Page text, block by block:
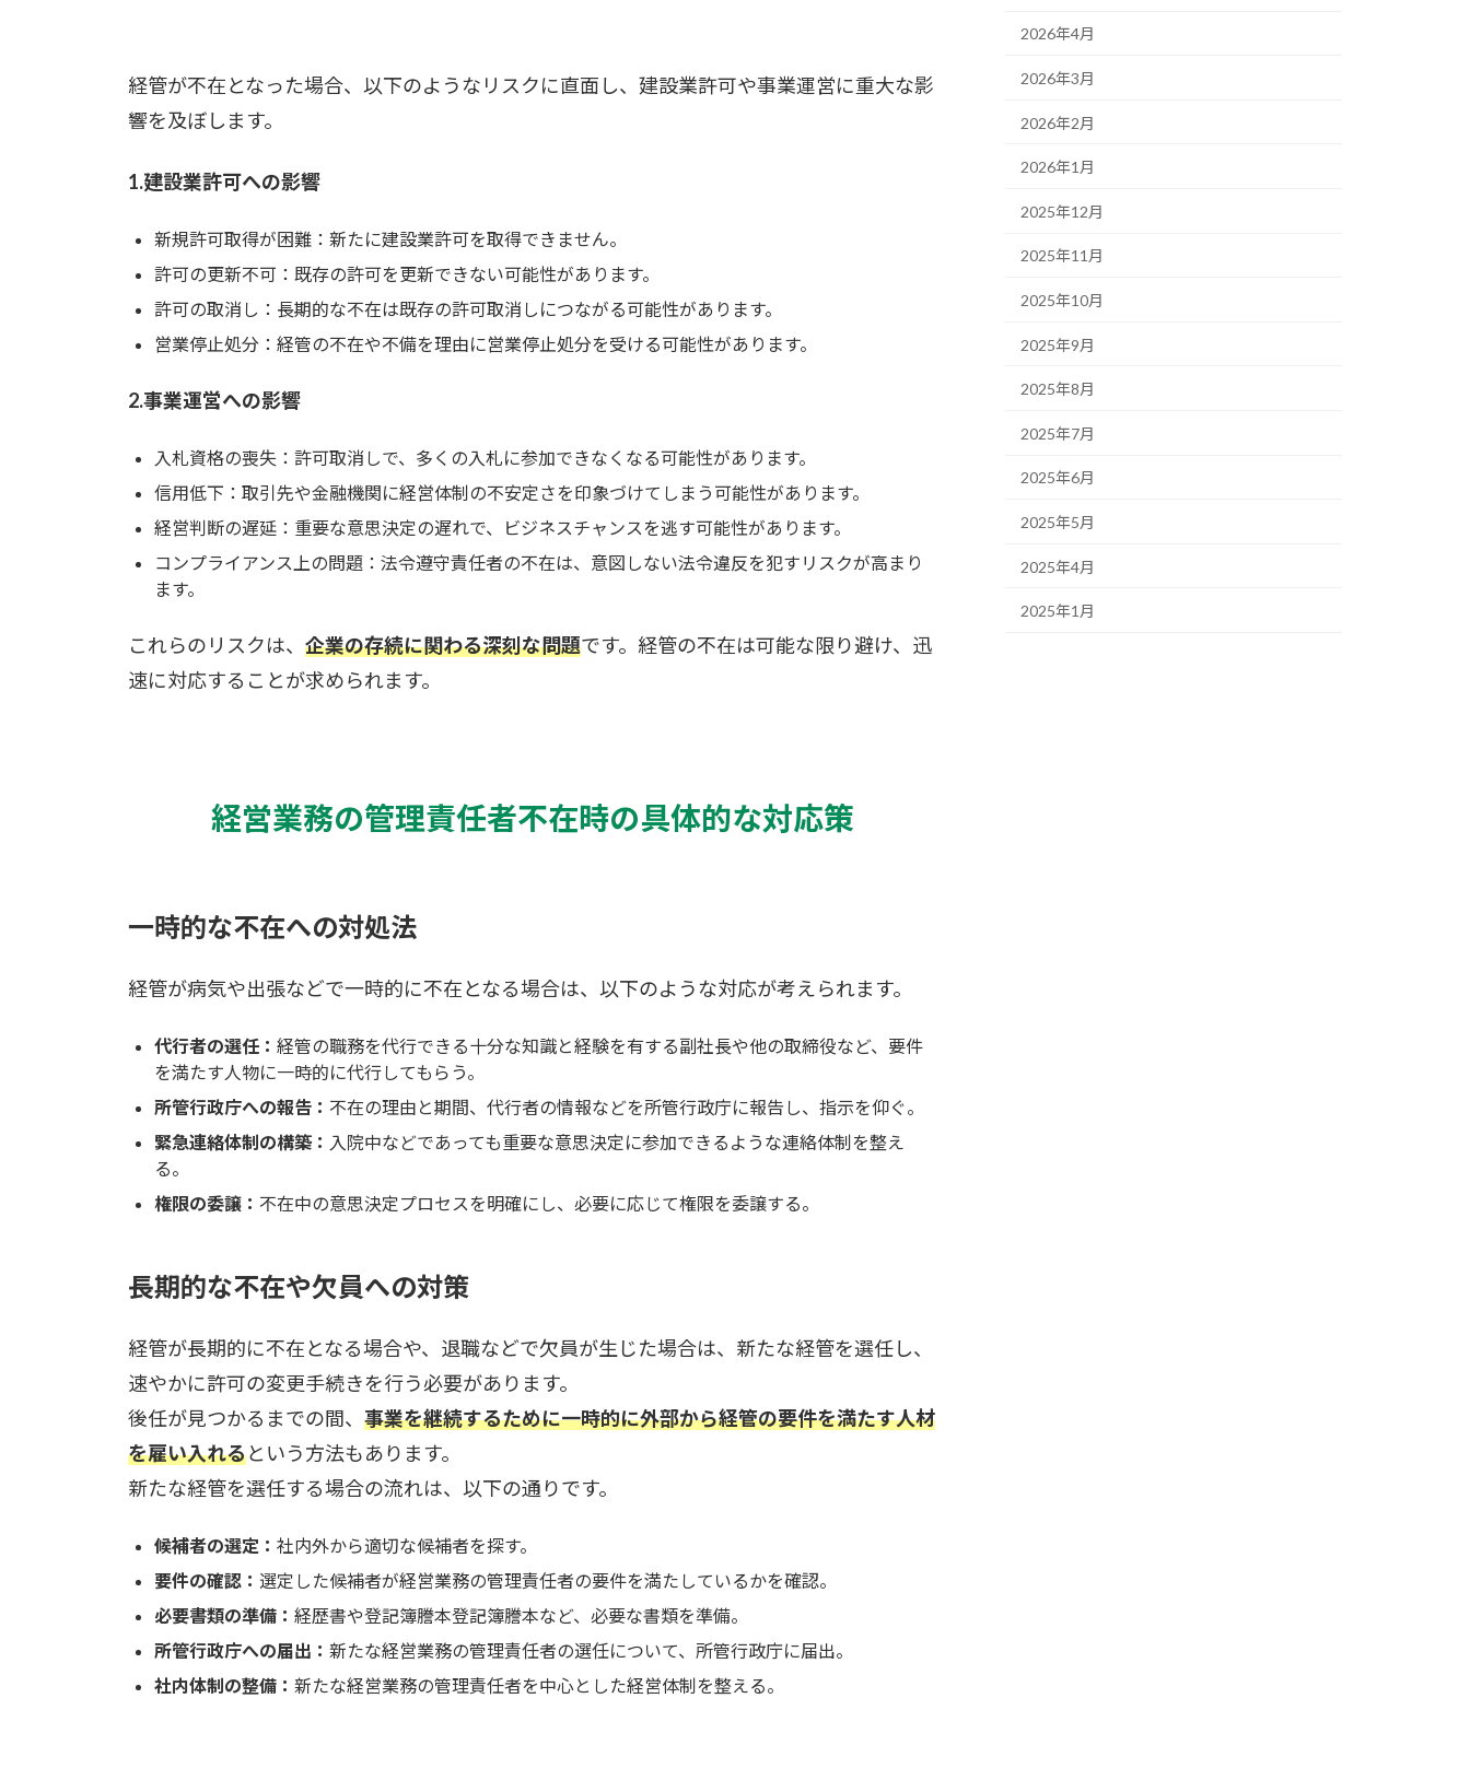
経管が不在となった場合、以下のようなリスクに直面し、建設業許可や事業運営に重大な影
響を及ぼします。
1.建設業許可への影響
新規許可取得が困難：新たに建設業許可を取得できません。
許可の更新不可：既存の許可を更新できない可能性があります。
許可の取消し：長期的な不在は既存の許可取消しにつながる可能性があります。
営業停止処分：経管の不在や不備を理由に営業停止処分を受ける可能性があります。
2.事業運営への影響
入札資格の喪失：許可取消しで、多くの入札に参加できなくなる可能性があります。
信用低下：取引先や金融機関に経営体制の不安定さを印象づけてしまう可能性があります。
経営判断の遅延：重要な意思決定の遅れで、ビジネスチャンスを逃す可能性があります。
コンプライアンス上の問題：法令遵守責任者の不在は、意図しない法令違反を犯すリスクが高まり
ます。
これらのリスクは、 企業の存続に関わる深刻な問題です。経管の不在は可能な限り避け、迅
速に対応することが求められます。
経営業務の管理責任者不在時の具体的な対応策
一時的な不在への対処法
経管が病気や出張などで一時的に不在となる場合は、以下のような対応が考えられます。
代行者の選任： 経管の職務を代行できる十分な知識と経験を有する副社長や他の取締役など、要件
を満たす人物に一時的に代行してもらう。
所管行政庁への報告： 不在の理由と期間、代行者の情報などを所管行政庁に報告し、指示を仰ぐ。
緊急連絡体制の構築： 入院中などであっても重要な意思決定に参加できるような連絡体制を整え
る。
権限の委譲： 不在中の意思決定プロセスを明確にし、必要に応じて権限を委譲する。
長期的な不在や欠員への対策
経管が長期的に不在となる場合や、退職などで欠員が生じた場合は、新たな経管を選任し、
速やかに許可の変更手続きを行う必要があります。
後任が見つかるまでの間、 事業を継続するために一時的に外部から経管の要件を満たす人材
を雇い入れるという方法もあります。
新たな経管を選任する場合の流れは、以下の通りです。
候補者の選定： 社内外から適切な候補者を探す。
要件の確認： 選定した候補者が経営業務の管理責任者の要件を満たしているかを確認。
必要書類の準備： 経歴書や登記簿謄本登記簿謄本など、必要な書類を準備。
所管行政庁への届出： 新たな経営業務の管理責任者の選任について、所管行政庁に届出。
社内体制の整備： 新たな経営業務の管理責任者を中心とした経営体制を整える。
2026年4月
2026年3月
2026年2月
2026年1月
2025年12月
2025年11月
2025年10月
2025年9月
2025年8月
2025年7月
2025年6月
2025年5月
2025年4月
2025年1月